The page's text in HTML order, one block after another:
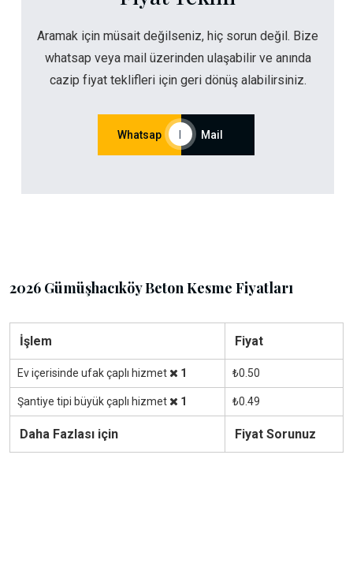
Aramak için müsait değilseniz, hiç sorun değil. Bize
whatsap veya mail üzerinden ulaşabilir ve anında
cazip fiyat teklifleri için geri dönüş alabilirsiniz.
Whatsap Mail
2026 Gümüşhacıköy Beton Kesme Fiyatları
İşlem Fiyat
Ev içerisinde ufak çaplı hizmet 1 ₺0.50
Şantiye tipi büyük çaplı hizmet 1 ₺0.49
Daha Fazlası için Fiyat Sorunuz